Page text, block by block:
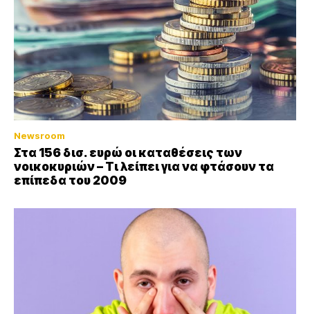
Newsroom
Στα 156 δισ. ευρώ οι καταθέσεις των
νοικοκυριών – Τι λείπει για να φτάσουν τα
επίπεδα του 2009